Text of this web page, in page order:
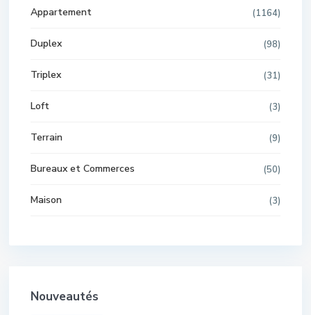
Appartement (1164)
Duplex (98)
Triplex (31)
Loft (3)
Terrain (9)
Bureaux et Commerces (50)
Maison (3)
Nouveautés